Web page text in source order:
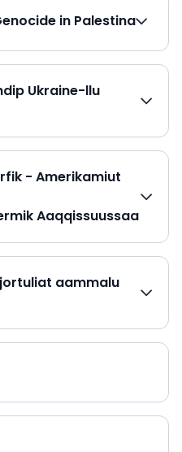
in Palestina
Ukraine-llu
- Amerikamiut
Aaqqissuussaa
aammalu